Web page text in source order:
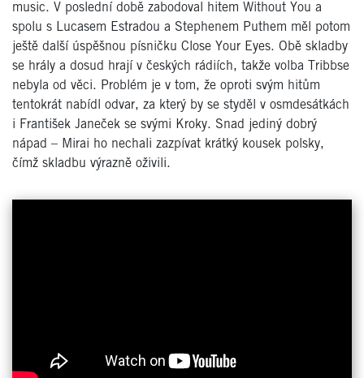
music. V poslední době zabodoval hitem Without You a
spolu s Lucasem Estradou a Stephenem Puthem měl potom
ještě další úspěšnou písničku Close Your Eyes. Obě skladby
se hrály a dosud hrají v českých rádiích, takže volba Tribbse
nebyla od věci. Problém je v tom, že oproti svým hitům
tentokrát nabídl odvar, za který by se styděl v osmdesátkách
i František Janeček se svými Kroky. Snad jediný dobrý
nápad – Mirai ho nechali zazpívat krátký kousek polsky,
čímž skladbu výrazně oživili.